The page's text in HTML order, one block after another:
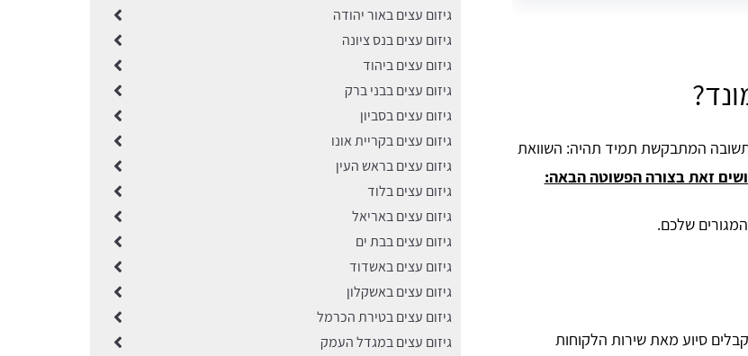
המתבקשת תמיד תהיה: השוואת
זאת בצורה הפשוטה הבאה:
שלכם.
מקבלים סיוע מאת שירות הלקוחות
גיזום עצים באור יהודה
גיזום עצים בנס ציונה
גיזום עצים ביהוד
גיזום עצים בבני ברק
גיזום עצים בסביון
גיזום עצים בקריית אונו
גיזום עצים בראש העין
גיזום עצים בלוד
גיזום עצים באריאל
גיזום עצים בבת ים
גיזום עצים באשדוד
גיזום עצים באשקלון
גיזום עצים בטירת הכרמל
גיזום עצים במגדל העמק